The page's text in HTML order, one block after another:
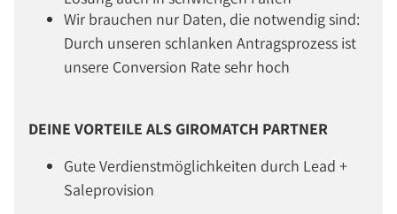
Wir brauchen nur Daten, die notwendig sind:
Durch unseren schlanken Antragsprozess ist
unsere Conversion Rate sehr hoch
DEINE VORTEILE ALS GIROMATCH PARTNER
Gute Verdienstmöglichkeiten durch Lead +
Saleprovision